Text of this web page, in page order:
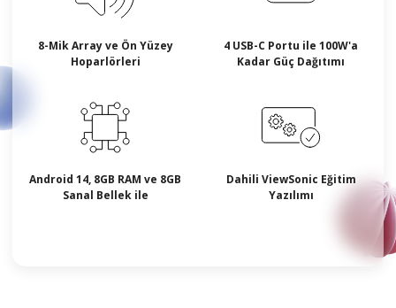
8-Mik Array ve Ön Yüzey
Hoparlörleri
4 USB-C Portu ile 100W'a
Kadar Güç Dağıtımı
Android 14, 8GB RAM ve 8GB
Sanal Bellek ile
Dahili ViewSonic Eğitim
Yazılımı